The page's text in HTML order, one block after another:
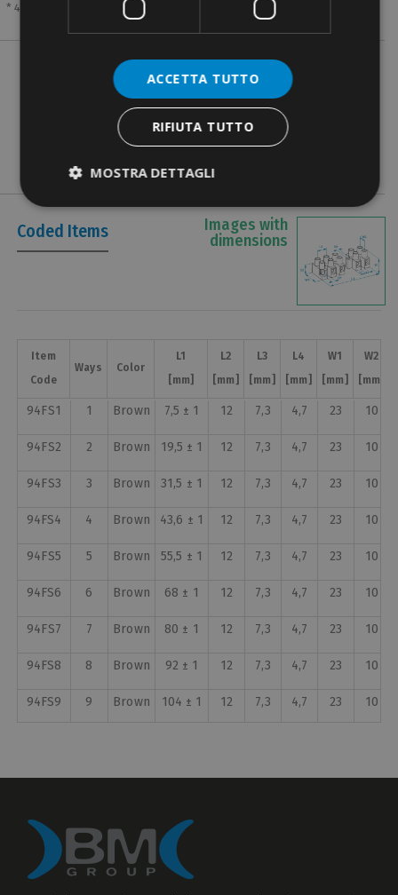
* 40 A rated for Factory Wiring Only
Images with
dimensions
Coded Items
Item
Code
Ways Color
L1
[mm]
L2
[mm]
L3
[mm]
L4
[mm]
W1
[mm]
W2
[mm]
Item
Code
Ways Color
L1
[mm]
L2
[mm]
L3
[mm]
L4
[mm]
W1
[mm]
W2
[mm]
94FS1 1 Brown 7,5 ± 1 12 7,3 4,7 23 10
94FS2 2 Brown 19,5 ± 1 12 7,3 4,7 23 10
94FS3 3 Brown 31,5 ± 1 12 7,3 4,7 23 10
94FS4 4 Brown 43,6 ± 1 12 7,3 4,7 23 10
94FS5 5 Brown 55,5 ± 1 12 7,3 4,7 23 10
94FS6 6 Brown 68 ± 1 12 7,3 4,7 23 10
94FS7 7 Brown 80 ± 1 12 7,3 4,7 23 10
94FS8 8 Brown 92 ± 1 12 7,3 4,7 23 10
94FS9 9 Brown 104 ± 1 12 7,3 4,7 23 10
94FS10 10 Brown 116 ± 1 12 7,3 4,7 23 10
ACCETTA TUTTO
RIFIUTA TUTTO
MOSTRA DETTAGLI